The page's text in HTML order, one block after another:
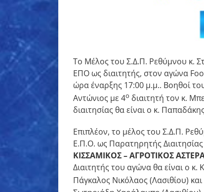
Το Μέλος του Σ.Δ.Π. Ρεθύμνου κ.
ΕΠΟ ως διαιτητής, στον αγώνα
ώρα έναρξης 17:00 μ.μ.. Βοηθοί
Αντώνιος με 4ο διαιτητή τον κ.
διαιτησίας θα είναι ο κ.
Επιπλέον, το μέλος του Σ.Δ.Π.
Ε.Π.Ο. ως Παρατηρητής
ΚΙΣΣΑΜΙΚΟΣ – ΑΓΡΟΤΙΚΟΣ
Διαιτητής του αγώνα θα είναι ο
Πάγκαλος Νικόλαος (Λασιθίου)